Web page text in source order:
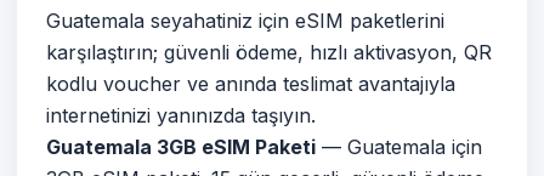
Guatemala seyahatiniz için eSIM paketlerini
karşılaştırın; güvenli ödeme, hızlı aktivasyon, QR
kodlu voucher ve anında teslimat avantajıyla
internetinizi yanınızda taşıyın.
Guatemala 3GB eSIM Paketi — Guatemala için